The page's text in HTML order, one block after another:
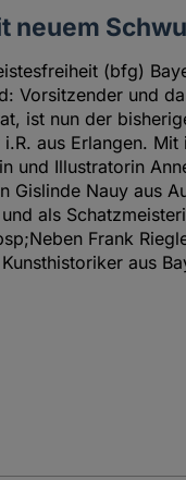
neuem
(bfg)
Vorsitzender und
ist nun der
aus Erlangen.
und Illustratorin
Gislinde Nauy aus
als
Frank
aus